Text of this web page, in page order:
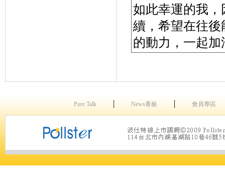
如此幸運的我
續，希望在往
的動力，一起加
Pure Talk News看板 會員專區